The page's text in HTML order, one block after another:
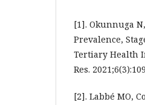
[1]. Okunnuga
Prevalence,
Tertiary Health
Res.
[2]. Labbé MO,